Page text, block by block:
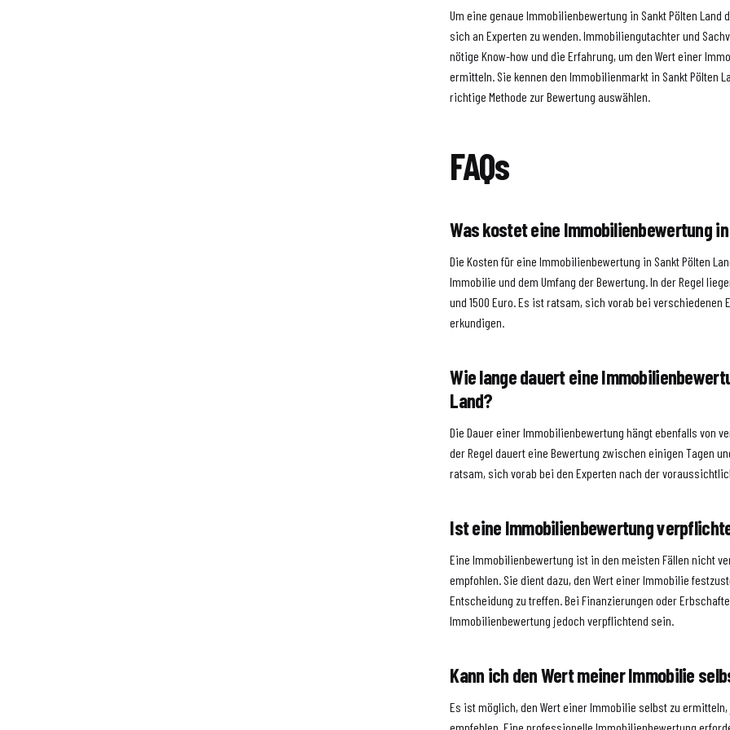
Um eine genaue Immobilienbewertung in Sankt Pölten Land
sich an Experten zu wenden. Immobiliengutachter und
nötige Know-how und die Erfahrung, um den Wert einer
ermitteln. Sie kennen den Immobilienmarkt in Sankt Pölten
richtige Methode zur Bewertung auswählen.
FAQs
Was kostet eine Immobilienbewertung in
Die Kosten für eine Immobilienbewertung in Sankt Pölten
Immobilie und dem Umfang der Bewertung. In der Regel
und 1500 Euro. Es ist ratsam, sich vorab bei verschiedenen
erkundigen.
Wie lange dauert eine
Land?
Die Dauer einer Immobilienbewertung hängt ebenfalls von
der Regel dauert eine Bewertung zwischen einigen Tagen
ratsam, sich vorab bei den Experten nach der
Ist eine Immobilienbewertung
Eine Immobilienbewertung ist in den meisten Fällen nicht
empfohlen. Sie dient dazu, den Wert einer Immobilie
Entscheidung zu treffen. Bei Finanzierungen oder
Immobilienbewertung jedoch verpflichtend sein.
Kann ich den Wert meiner Immobilie
Es ist möglich, den Wert einer Immobilie selbst zu ermitteln,